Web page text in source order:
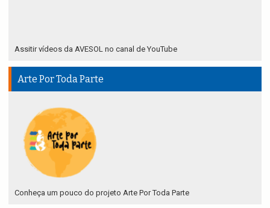
Assitir vídeos da AVESOL no canal de YouTube
Arte Por Toda Parte
Conheça um pouco do projeto Arte Por Toda Parte